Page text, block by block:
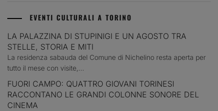
EVENTI CULTURALI A TORINO
LA PALAZZINA DI STUPINIGI E UN AGOSTO TRA
STELLE, STORIA E MITI
La residenza sabauda del Comune di Nichelino resta aperta per
tutto il mese con visite,...
FUORI CAMPO: QUATTRO GIOVANI TORINESI
RACCONTANO LE GRANDI COLONNE SONORE DEL
CINEMA